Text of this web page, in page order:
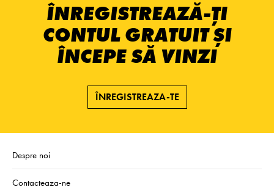
ÎNREGISTREAZĂ-ȚI
CONTUL GRATUIT ȘI
ÎNCEPE SĂ VINZI
ÎNREGISTREAZA-TE
Despre noi
Contacteaza-ne